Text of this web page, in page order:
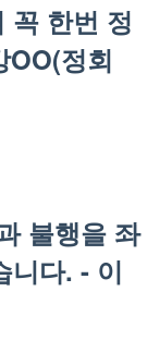
꼭 한번 정
OO(정회
불행을 좌
니다. - 이